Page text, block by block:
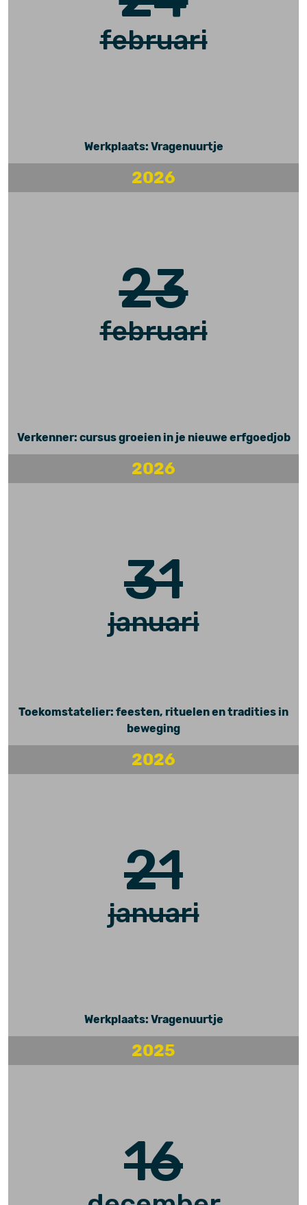
februari
Werkplaats: Vragenuurtje
2026
23
februari
Verkenner: cursus groeien in je nieuwe erfgoedjob
2026
31
januari
Toekomstatelier: feesten, rituelen en tradities in
beweging
2026
21
januari
Werkplaats: Vragenuurtje
2025
16